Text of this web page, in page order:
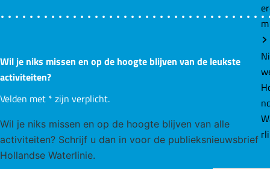
m
e
t
s
-
e
n
n
Wil je niks missen en op de hoogte blijven van de leukste
activiteiten?
Velden met * zijn verplicht.
Wil je niks missen en op de hoogte blijven van alle
activiteiten? Schrijf u dan in voor de publieksnieuwsbrief
Hollandse Waterlinie.